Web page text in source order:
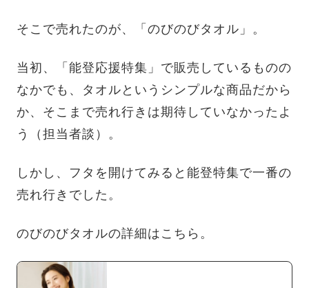
そこで売れたのが、「のびのびタオル」。
当初、「能登応援特集」で販売しているものの
なかでも、タオルというシンプルな商品だから
か、そこまで売れ行きは期待していなかったよ
う（担当者談）。
しかし、フタを開けてみると能登特集で一番の
売れ行きでした。
のびのびタオルの詳細はこちら。